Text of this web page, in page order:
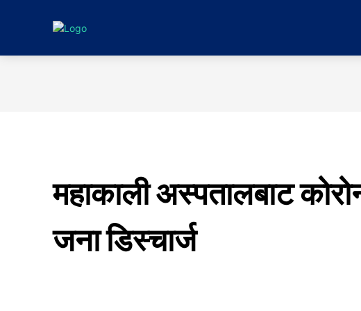
महाकाली अस्पतालबाट
जना डिस्चार्ज